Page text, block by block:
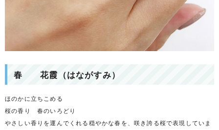
春 花霞（はながすみ）
ほのかに立ちこめる
桜の香り 春のいろどり
やさしい香りを運んでくれる穏やかな春を、咲き誇る桜で表現していま